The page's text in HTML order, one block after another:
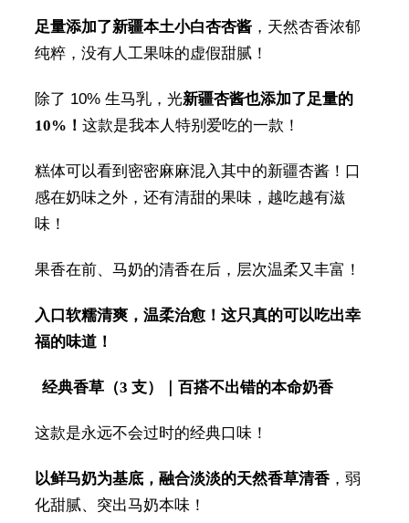
足量添加了新疆本土小白杏杏酱，天然杏香浓郁
纯粹，没有人工果味的虚假甜腻！
除了 10% 生马乳，光新疆杏酱也添加了足量的
10%！ 这款是我本人特别爱吃的一款！
糕体可以看到密密麻麻混入其中的新疆杏酱！口
感在奶味之外，还有清甜的果味，越吃越有滋
味！
果香在前、马奶的清香在后，层次温柔又丰富！
入口软糯清爽，温柔治愈！这只真的可以吃出幸
福的味道！
经典香草（3 支）｜百搭不出错的本命奶香
这款是永远不会过时的经典口味！
以鲜马奶为基底，融合淡淡的天然香草清香，弱
化甜腻、突出马奶本味！